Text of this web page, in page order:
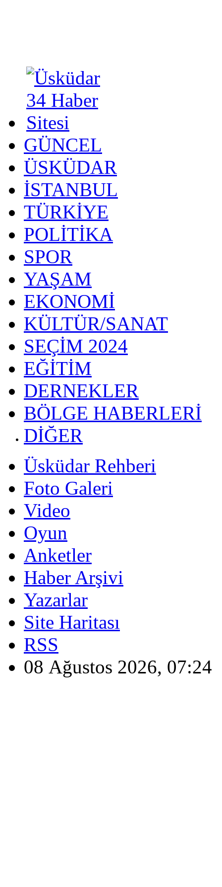
GÜNCEL
ÜSKÜDAR
İSTANBUL
TÜRKİYE
POLİTİKA
SPOR
YAŞAM
EKONOMİ
KÜLTÜR/SANAT
SEÇİM 2024
EĞİTİM
DERNEKLER
BÖLGE HABERLERİ
DİĞER
Üsküdar Rehberi
Foto Galeri
Video
Oyun
Anketler
Haber Arşivi
Yazarlar
Site Haritası
RSS
08 Ağustos 2026, 07:24